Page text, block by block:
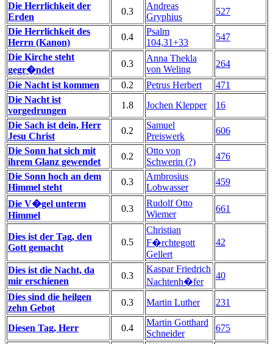
Die Herrlichkeit der
Erden
0.3
Andreas
Gryphius
527
Die Herrlichkeit des
Herrn (Kanon)
0.4
Psalm
104,31+33
547
Die Kirche steht
gegr�ndet
0.3
Anna Thekla
von Weling
264
Die Nacht ist kommen 0.2 Petrus Herbert
471
Die Nacht ist
vorgedrungen
1.8 Jochen Klepper
16
Die Sach ist dein, Herr
Jesu Christ
0.2
Samuel
Preiswerk
606
Die Sonn hat sich mit
ihrem Glanz gewendet
0.2
Otto von
Schwerin (?)
476
Die Sonn hoch an dem
Himmel steht
0.3
Ambrosius
Lobwasser
459
Die V�gel unterm
Himmel
0.3
Rudolf Otto
Wiemer
661
Dies ist der Tag, den
Gott gemacht
0.5
Christian
F�rchtegott
Gellert
42
Dies ist die Nacht, da
mir erschienen
0.3
Kaspar Friedrich
Nachtenh�fer
40
Dies sind die heilgen
zehn Gebot
0.3 Martin Luther 231
Diesen Tag, Herr 0.4
Martin Gotthard
Schneider
675